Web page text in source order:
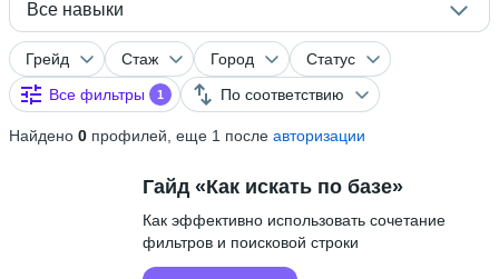
Все навыки
Грейд Стаж Город
Статус
Все фильтры
1 По соответствию
Найдено 0 профилей, еще 1 после авторизации
Гайд «Как искать по базе»
Как эффективно использовать сочетание
фильтров и поисковой строки